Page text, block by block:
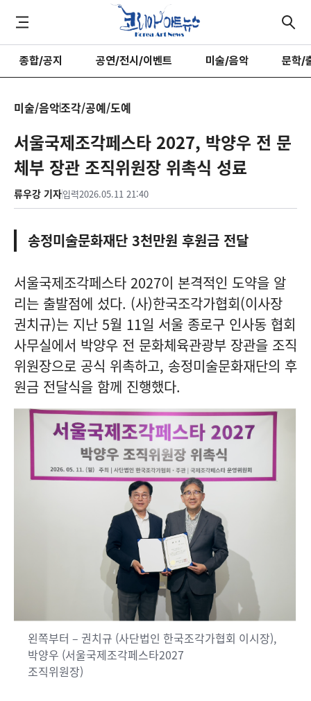
종합/공지 공연/전시/이벤트 미술/음악 문학/
미술/음악조각/공예/도예
서울국제조각페스타 2027, 박양우 전 문
체부 장관 조직위원장 위촉식 성료
류우강 기자입력2026.05.11 21:40
송정미술문화재단 3천만원 후원금 전달
서울국제조각페스타 2027이 본격적인 도약을 알
리는 출발점에 섰다. (사)한국조각가협회(이사장
권치규)는 지난 5월 11일 서울 종로구 인사동 협회
사무실에서 박양우 전 문화체육관광부 장관을 조직
위원장으로 공식 위촉하고, 송정미술문화재단의 후
원금 전달식을 함께 진행했다.
왼쪽부터 – 권치규 (사단법인 한국조각가협회 이시장),
박양우 (서울국제조각페스타2027
조직위원장)